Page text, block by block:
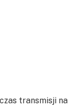
transmisji na